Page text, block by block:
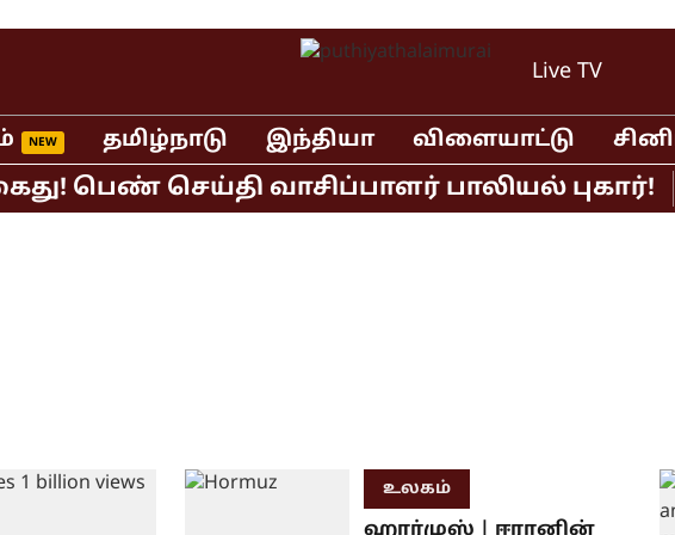
Live TV
தமிழ்நாடு இந்தியா விளையாட்டு
பெண் செய்தி வாசிப்பாளர் பாலியல் புகார்!
உலகம்
ஹார்முஸ் | ஈரானின்